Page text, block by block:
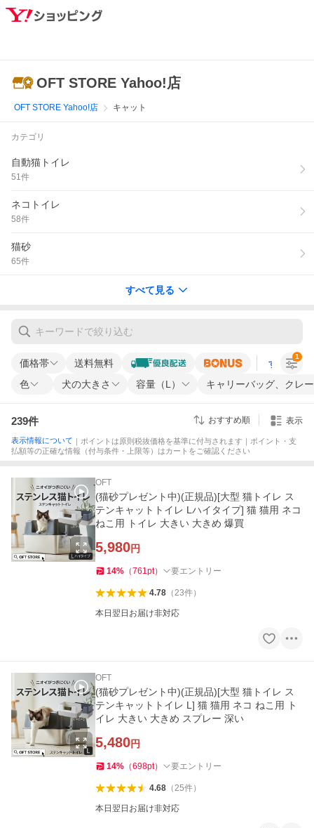
OFT STORE Yahoo!店
OFT STORE Yahoo!店 キャット
カテゴリ
自動猫トイレ
51件
ネコトイレ
58件
猫砂
65件
すべて見る
価格帯 送料無料 すべての条
色 犬の大きさ 容量（L） キャリーバッグ、クレ
1
239件 おすすめ順 表示
表示情報について ｜ポイントは原則税抜価格を基準に付与されます｜ポイント・支
払額等の正確な情報（付与条件・上限等）はカートをご確認ください
OFT
(猫砂プレゼント中)(正規品)[大型 猫トイレ ス
テンキャットトイレ Lハイタイプ] 猫 猫用 ネコ
ねこ用 トイレ 大きい 大きめ 爆買
5,980円
14% （761pt） 要エントリー
4.78（23件）
本日翌日お届け非対応
OFT
(猫砂プレゼント中)(正規品)[大型 猫トイレ ス
テンキャットトイレ L] 猫 猫用 ネコ ねこ用 ト
イレ 大きい 大きめ スプレー 深い
5,480円
14% （698pt） 要エントリー
4.68（25件）
本日翌日お届け非対応